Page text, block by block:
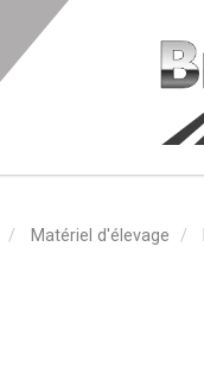
Matériel d'élevage